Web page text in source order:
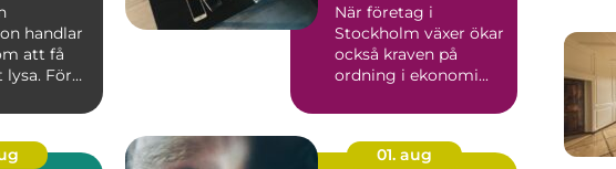
handlar
att få
För
När företag i
Stockholm växer ökar
också kraven på
ordning i ekonomi...
01. aug